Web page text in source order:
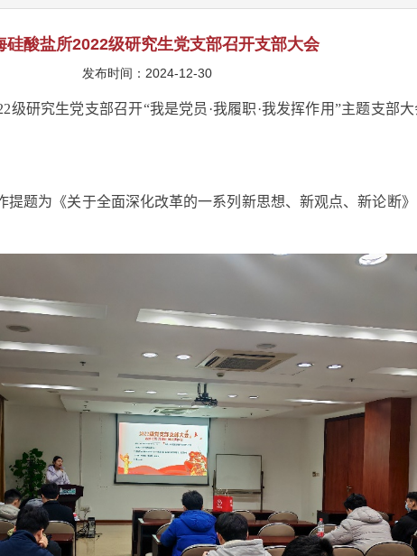
硅酸盐所2022级研究生党支部召开支部大会
发布时间：2024-12-30
级研究生党支部召开“我是党员 ·我履职·我发挥作用”主题支部大
题为《关于全面深化改革的一系列新思想、新观点、新论断